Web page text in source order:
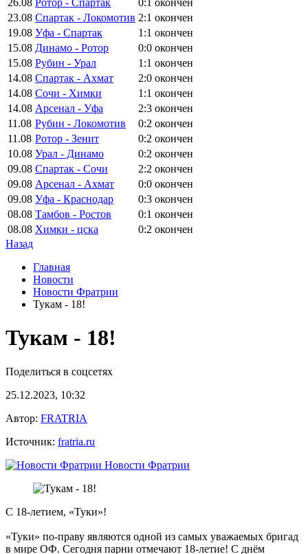
26.08 Ротор - Спартак 0:1 окончен
23.08 Спартак - Локомотив 2:1 окончен
19.08 Уфа - Спартак 1:1 окончен
15.08 Динамо - Ротор 0:0 окончен
15.08 Рубин - Урал 1:1 окончен
14.08 Спартак - Ахмат 2:0 окончен
14.08 Сочи - Химки 1:1 окончен
14.08 Арсенал - Уфа 2:3 окончен
11.08 Рубин - Локомотив 0:2 окончен
11.08 Ротор - Зенит 0:2 окончен
10.08 Урал - Динамо 0:2 окончен
09.08 Спартак - Сочи 2:2 окончен
09.08 Арсенал - Ахмат 0:0 окончен
09.08 Уфа - Краснодар 0:3 окончен
08.08 Тамбов - Ростов 0:1 окончен
08.08 Химки - цска 0:2 окончен
Назад
Главная
Новости
Новости Фратрии
Тукам - 18!
Тукам - 18!
Поделиться в соцсетях
25.12.2023, 10:32
Автор: FRATRIA
Источник: fratria.ru
Новости Фратрии
С 18-летием, «Туки»!
«Туки» по-праву являются одной из самых уважаемых бригад
в мире ОФ. Сегодня парни отмечают 18-летие! С днём